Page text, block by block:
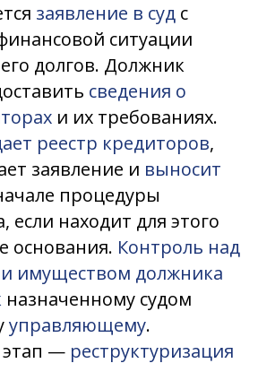
заявление в суд с
ситуации
долгов. Должник
сведения о
и их требованиях.
реестр кредиторов,
заявление и выносит
процедуры
если находит для этого
основания. Контроль над
имуществом должника
назначенному судом
управляющему.
— реструктуризация